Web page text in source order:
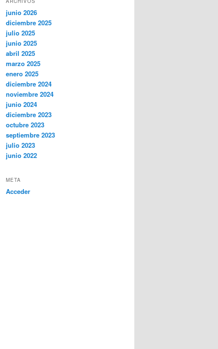
junio 2026
diciembre 2025
julio 2025
junio 2025
abril 2025
marzo 2025
enero 2025
diciembre 2024
noviembre 2024
junio 2024
diciembre 2023
octubre 2023
septiembre 2023
julio 2023
junio 2022
META
Acceder